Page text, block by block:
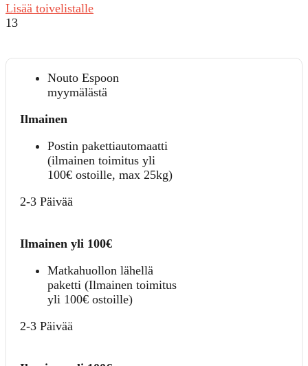
Lisää toivelistalle
13
Nouto Espoon
myymälästä
Ilmainen
Postin pakettiautomaatti
(ilmainen toimitus yli
100€ ostoille, max 25kg)
2-3 Päivää
Ilmainen yli 100€
Matkahuollon lähellä
paketti (Ilmainen toimitus
yli 100€ ostoille)
2-3 Päivää